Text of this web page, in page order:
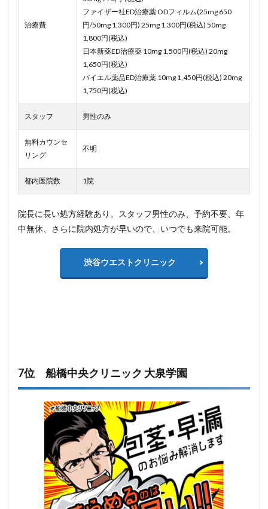
治療費
ファイザー社ED治療薬 ODフィルム(25mg 650
円/50mg 1,300円) 25mg 1,300円(税込) 50mg
1,800円(税込)
日本新薬ED治療薬 10mg 1,500円(税込) 20mg
1,650円(税込)
バイエル薬品ED治療薬 10mg 1,450円(税込) 20mg
1,750円(税込)
スタッフ 男性のみ
無料カウンセ
リング
不明
都内医院数 1院
院長に長い処方経験あり。スタッフ男性のみ、予約不要、年
中無休、さらに院内処方が早いので、いつでも来院可能。
渋谷ウエストクリニック
7位 船橋中央クリニック 大泉学園